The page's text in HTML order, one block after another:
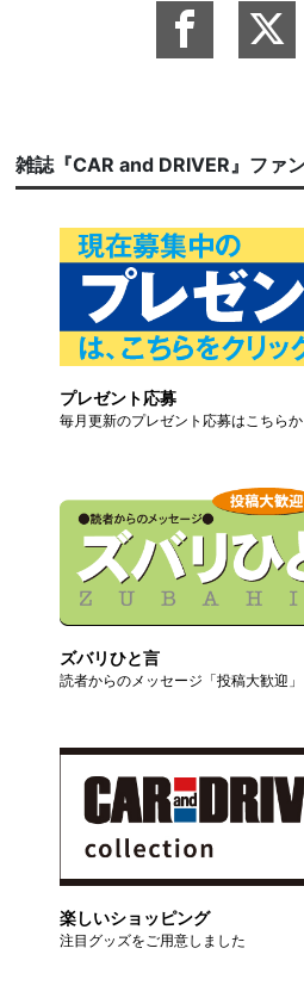
雑誌『CAR and DRIVER』ファ
プレゼント応募
毎月更新のプレゼント応募はこちらか
ズバリひと言
読者からのメッセージ「投稿大歓迎」
楽しいショッピング
注目グッズをご用意しました